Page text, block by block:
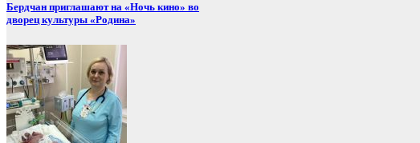
Бердчан приглашают на «Ночь кино» во
дворец культуры «Родина»